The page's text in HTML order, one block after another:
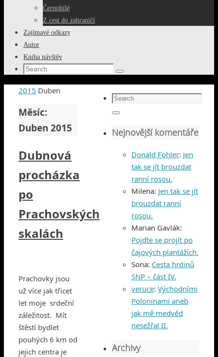
Černobílé
Z cest do zahraničí
Zajímavé odkazy
Autor
Kniha návštěv
Search
Search
Home
2015 Duben
Měsíc:
Duben 2015
Dubnová
procházka
po
Prachovských
skalách
Prachovky jsou
už více jak třicet
let moje srdeční
záležitost. Mít
štěstí bydlet
pouhých 6 km od
jejich centra je
Search
for:
Search
Nejnovější komentáře
Donald Fohler: Jen
tak se jít brouzdat
ranní rosou.
Milena: Jen tak se jít
brouzdat ranní
rosou.
Marian Gavlák:
Pojďte se projít po
čajových plantážích.
Sona: Cesta hrdinů
SNP – část IV.
veruce: Východními
Poloninami aneb
jak mě medvěd
nesežřal II.
Archivy